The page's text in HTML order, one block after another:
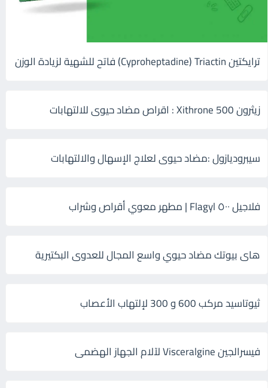
ترايكتين Cyproheptadine) Triactin) فاتح للشهية لزيادة الوزن
زيثرون 500 Xithrone : اقراص مضاد حيوى للالتهابات
سيبروديازول :مضاد حيوى لعلاج الإسهال والالتهابات
فلاجيل ٥٠٠ Flagyl | مطهر معوي أقراص وشراب
هاى بيوتك مضاد حيوي واسع المجال للعدوى البكتيرية
ثيوتاسيد مركب 600 و 300 لإلتهاب الأعصاب
فيسرالجين Visceralgine لآلام الجهاز الهضمى